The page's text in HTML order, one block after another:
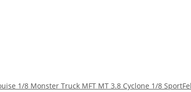
1/8 Monster Truck MFT MT 3.8 Cyclone 1/8